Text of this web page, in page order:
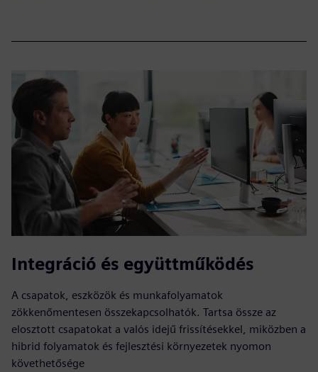
Integráció és együttműködés
A csapatok, eszközök és munkafolyamatok
zökkenőmentesen összekapcsolhatók. Tartsa össze az
elosztott csapatokat a valós idejű frissítésekkel, miközben a
hibrid folyamatok és fejlesztési környezetek nyomon
követhetősége